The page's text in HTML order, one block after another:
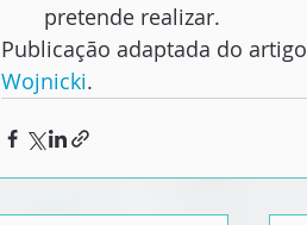
pretende realizar.
Publicação adaptada do artigo
Wojnicki.